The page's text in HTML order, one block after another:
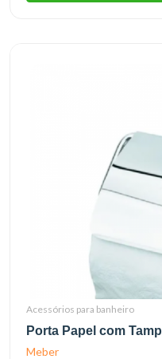
Acessórios para banheiro
Porta Papel com
Meber